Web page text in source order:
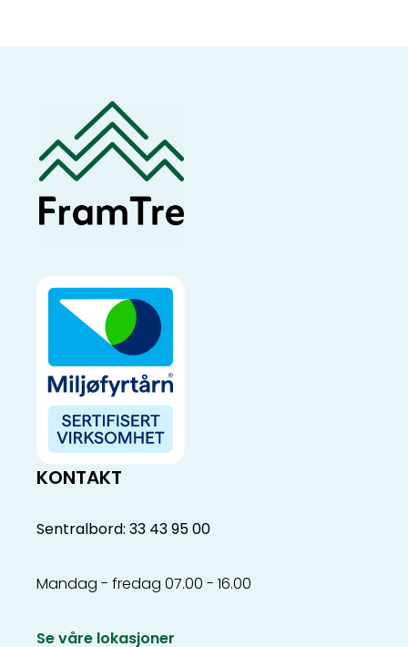
KONTAKT
Sentralbord: 33 43 95 00
Mandag - fredag 07.00 - 16.00
Se våre lokasjoner